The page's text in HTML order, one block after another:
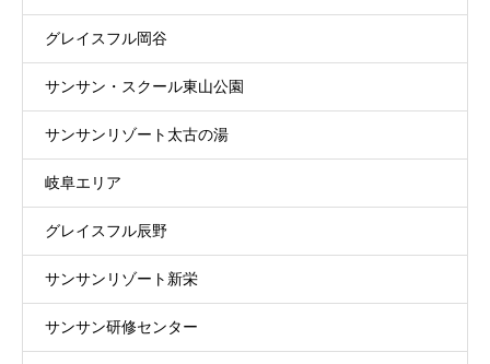
グレイスフル岡谷
サンサン・スクール東山公園
サンサンリゾート太古の湯
岐阜エリア
グレイスフル辰野
サンサンリゾート新栄
サンサン研修センター